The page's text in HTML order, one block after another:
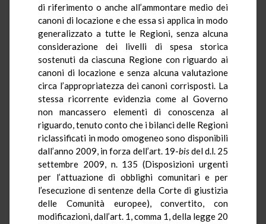
di riferimento o anche all’ammontare medio dei
canoni di locazione e che essa si applica in modo
generalizzato a tutte le Regioni, senza alcuna
considerazione dei livelli di spesa storica
sostenuti da ciascuna Regione con riguardo ai
canoni di locazione e senza alcuna valutazione
circa l’appropriatezza dei canoni corrisposti. La
stessa ricorrente evidenzia come al Governo
non mancassero elementi di conoscenza al
riguardo, tenuto conto che i bilanci delle Regioni
riclassificati in modo omogeneo sono disponibili
dall’anno 2009, in forza dell’art. 19-bisdel d.l. 25
settembre 2009, n. 135 (Disposizioni urgenti
per l’attuazione di obblighi comunitari e per
l’esecuzione di sentenze della Corte di giustizia
delle Comunità europee), convertito, con
modificazioni, dall’art. 1, comma 1, della legge 20